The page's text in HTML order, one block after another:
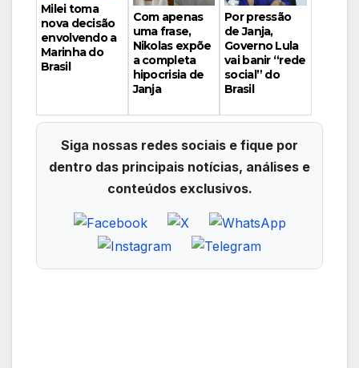
Milei toma
nova decisão
envolvendo a
Marinha do
Brasil
Com apenas
uma frase,
Nikolas expõe
a completa
hipocrisia de
Janja
Por pressão
de Janja,
Governo Lula
vai banir “rede
social” do
Brasil
Siga nossas redes sociais e fique por
dentro das principais notícias, análises e
conteúdos exclusivos.